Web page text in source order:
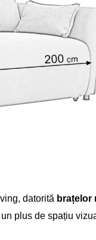
datorită brațelor
plus de spațiu